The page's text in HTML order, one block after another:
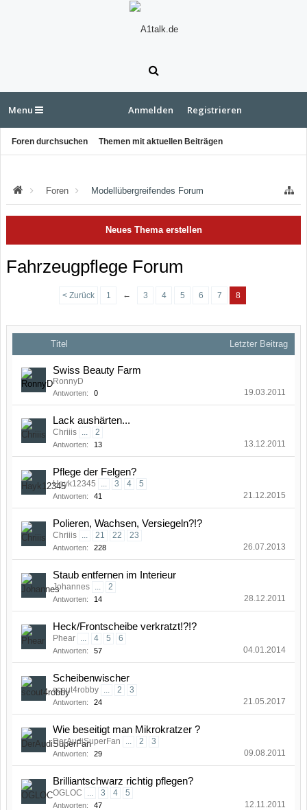
Menu
Foren durchsuchen Themen mit aktuellen Beiträgen
Anmelden Registrieren
Foren Modellübergreifendes Forum
Neues Thema erstellen
Fahrzeugpflege Forum
< Zurück 1 ← 3 4 5 6 7 8
Titel Letzter Beitrag
Swiss Beauty Farm
RonnyD
Antworten: 0 19.03.2011
Lack aushärten...
Chriiis ... 2
Antworten: 13 13.12.2011
Pflege der Felgen?
Hayk12345 ... 3 4 5
Antworten: 41 21.12.2015
Polieren, Wachsen, Versiegeln?!?
Chriiis ... 21 22 23
Antworten: 228 26.07.2013
Staub entfernen im Interieur
Johannes ... 2
Antworten: 14 28.12.2011
Heck/Frontscheibe verkratzt!?!?
Phear ... 4 5 6
Antworten: 57 04.01.2014
Scheibenwischer
scout4robby ... 2 3
Antworten: 24 21.05.2017
Wie beseitigt man Mikrokratzer ?
DerAudiSuperFan ... 2 3
Antworten: 29 09.08.2011
Brilliantschwarz richtig pflegen?
OGLOC ... 3 4 5
Antworten: 47 12.11.2011